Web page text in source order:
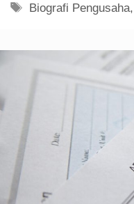
Tag
Biografi Pengusaha,